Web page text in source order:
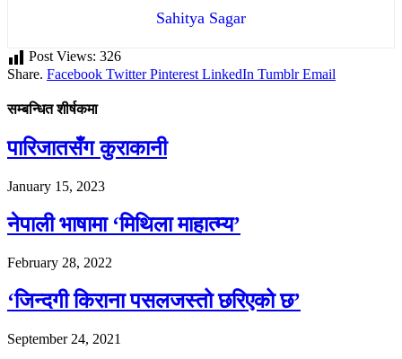
Sahitya Sagar
Post Views: 326
Share. Facebook Twitter Pinterest LinkedIn Tumblr Email
सम्बन्धित शीर्षकमा
पारिजातसँग कुराकानी
January 15, 2023
नेपाली भाषामा ‘मिथिला माहात्म्य’
February 28, 2022
‘जिन्दगी किराना पसलजस्तो छरिएको छ’
September 24, 2021